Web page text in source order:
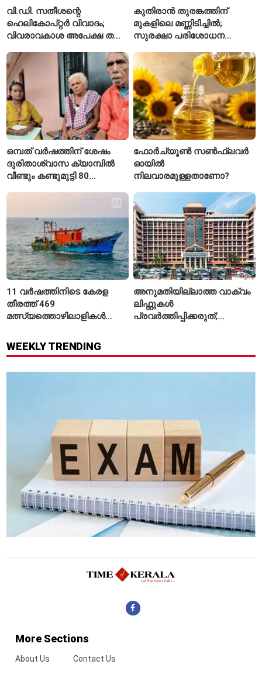
വി.ഡി. സതീശന്റെ
ഹെലികോപ്റ്റർ വിവാദം;
വിവരാവകാശ അപേക്ഷ തള്ളി
കുതിരാൻ തുരങ്കത്തിന്
മുകളിലെ മണ്ണിടിച്ചിൽ;
സുരക്ഷാ പരിശോധന
ഒമ്പത് വർഷത്തിന് ശേഷം
ദുരിതാശ്വാസ ക്യാമ്പിൽ
വീണ്ടും കണ്ടുമുട്ടി 80
ഫോർച്യൂൺ സൺഫ്ലവർ
ഓയിൽ
നിലവാരമുള്ളതാണോ?
11 വർഷത്തിനിടെ കേരള
തീരത്ത് 469
മത്സ്യത്തൊഴിലാളികൾ
കാണാതായി, 47,773 പേരെ
രക്ഷപ്പെടുത്തി
അനുമതിയില്ലാത്ത വാക്വം
ലിഫ്റ്റുകൾ
പ്രവർത്തിപ്പിക്കരുത്;
ലിഫ്റ്റുകൾക്ക്
WEEKLY TRENDING
More Sections
About Us Contact Us